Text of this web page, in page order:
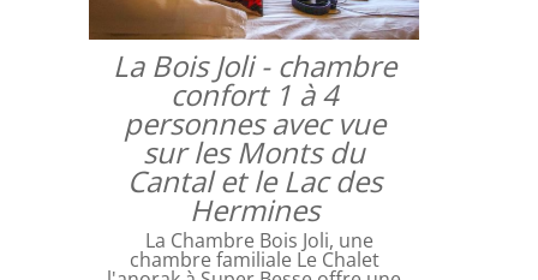
La Bois Joli - chambre
confort 1 à 4
personnes avec vue
sur les Monts du
Cantal et le Lac des
Hermines
La Chambre Bois Joli, une
chambre familiale Le Chalet